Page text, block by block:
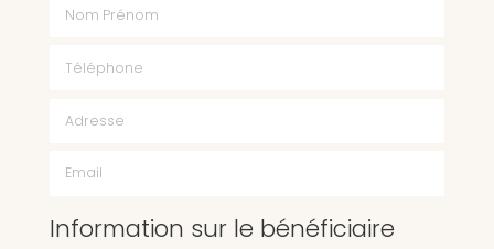
Information sur le bénéficiaire